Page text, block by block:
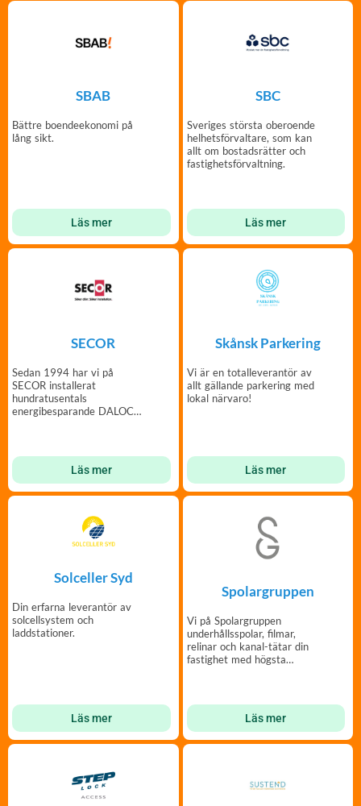
SBAB
Bättre boendeekonomi på
lång sikt.
Läs mer
SBC
Sveriges största oberoende
helhetsförvaltare, som kan
allt om bostadsrätter och
fastighetsförvaltning.
Läs mer
SECOR
Sedan 1994 har vi på
SECOR installerat
hundratusentals
energibesparande DALOC
Läs mer
Skånsk Parkering
Vi är en totalleverantör av
allt gällande parkering med
lokal närvaro!
Läs mer
Solceller Syd
Din erfarna leverantör av
solcellsystem och
laddstationer.
Läs mer
Spolargruppen
Vi på Spolargruppen
underhållsspolar, filmar,
relinar och kanal-tätar din
fastighet med högsta
Läs mer